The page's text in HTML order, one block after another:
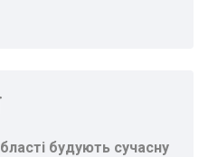
будують сучасну